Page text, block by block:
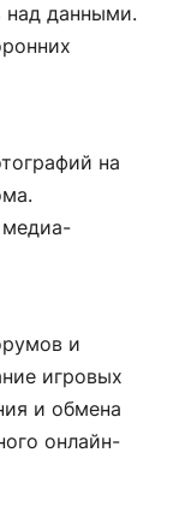
над данными.
на
медиа-
и
игровых
и обмена
онлайн-